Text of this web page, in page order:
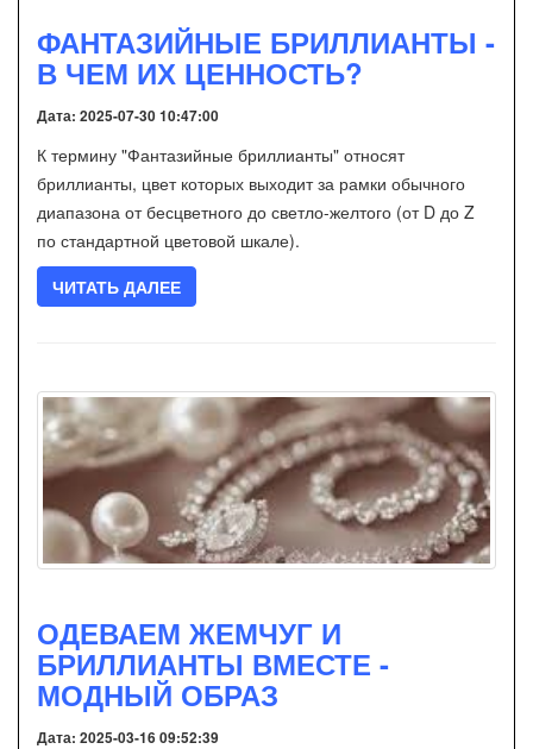
ФАНТАЗИЙНЫЕ БРИЛЛИАНТЫ -
В ЧЕМ ИХ ЦЕННОСТЬ?
Дата: 2025-07-30 10:47:00
К термину "Фантазийные бриллианты" относят
бриллианты, цвет которых выходит за рамки обычного
диапазона от бесцветного до светло-желтого (от D до Z
по стандартной цветовой шкале).
ЧИТАТЬ ДАЛЕЕ
ОДЕВАЕМ ЖЕМЧУГ И
БРИЛЛИАНТЫ ВМЕСТЕ -
МОДНЫЙ ОБРАЗ
Дата: 2025-03-16 09:52:39